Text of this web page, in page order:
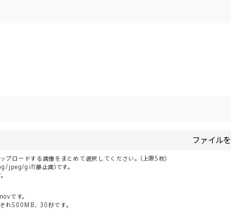
ファイル
プロードする画像をまとめて選択してください。(上限5枚)
jpeg/gif(静止画)です。
です。
れ500MB、30秒です。